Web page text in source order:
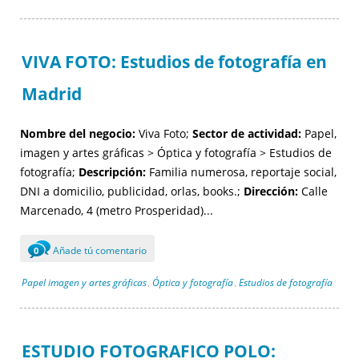
VIVA FOTO: Estudios de fotografía en
Madrid
Nombre del negocio: Viva Foto; Sector de actividad: Papel,
imagen y artes gráficas > Óptica y fotografía > Estudios de
fotografía; Descripción: Familia numerosa, reportaje social,
DNI a domicilio, publicidad, orlas, books.; Dirección: Calle
Marcenado, 4 (metro Prosperidad)...
0 Añade tú comentario
Papel imagen y artes gráficas , Óptica y fotografía , Estudios de fotografía
ESTUDIO FOTOGRAFICO POLO: